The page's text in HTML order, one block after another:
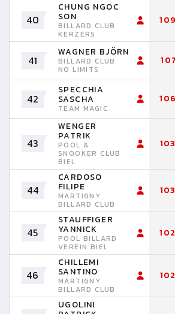
40
CHUNG NGOC
SON
BILLARD CLUB
KERZERS
41
WAGNER BJÖRN
BILLARD CLUB
NO LIMITS
42
SPECCHIA
SASCHA
TEAM MAGIC
43
WENGER
PATRIK
POOL &
SNOOKER CLUB
BIEL
44
CARDOSO
FILIPE
MARTIGNY
BILLARD CLUB
45
STAUFFIGER
YANNICK
POOL BILLARD
VEREIN BIEL
46
CHILLEMI
SANTINO
MARTIGNY
BILLARD CLUB
UGOLINI